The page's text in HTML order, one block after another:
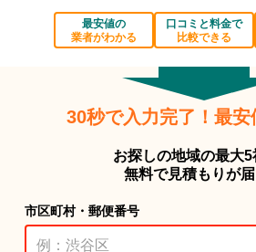
最安値の
業者がわかる
口コミと料金で
比較できる
30秒で入力完了！最安
お探しの地域の最大5
無料で見積もりが届
市区町村・郵便番号